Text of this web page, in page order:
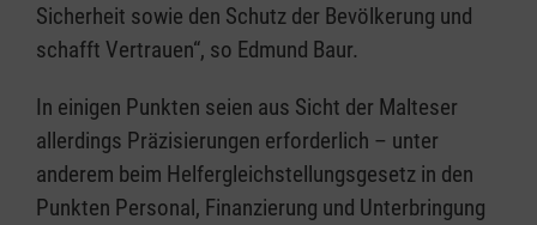
Sicherheit sowie den Schutz der Bevölkerung und
schafft Vertrauen“, so Edmund Baur.
In einigen Punkten seien aus Sicht der Malteser
allerdings Präzisierungen erforderlich – unter
anderem beim Helfergleichstellungsgesetz in den
Punkten Personal, Finanzierung und Unterbringung